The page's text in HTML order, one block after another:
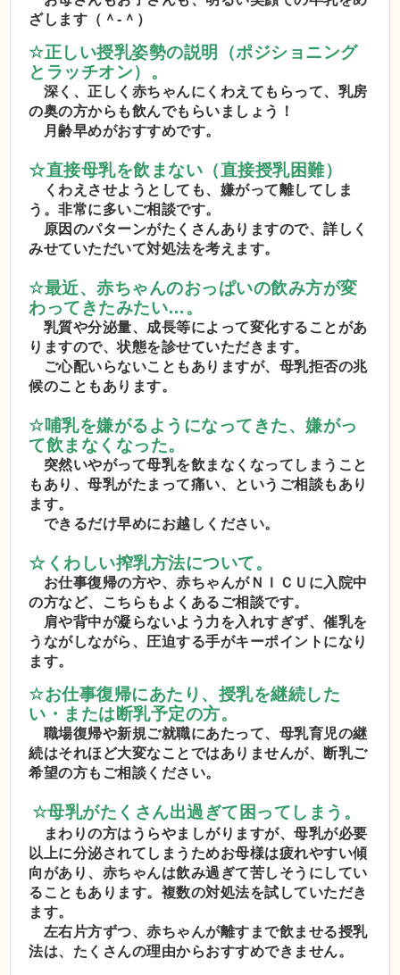
ざします（＾-＾）
☆正しい授乳姿勢の説明（ポジショニング
とラッチオン）。
深く、正しく赤ちゃんにくわえてもらって、乳房
の奥の方からも飲んでもらいましょう！
月齢早めがおすすめです。
☆直接母乳を飲まない（直接授乳困難）
くわえさせようとしても、嫌がって離してしま
う。非常に多いご相談です。
原因のパターンがたくさんありますので、詳しく
みせていただいて対処法を考えます。
☆最近、赤ちゃんのおっぱいの飲み方が変
わってきたみたい…。
乳質や分泌量、成長等によって変化することがあ
りますので、状態を診せていただきます。
ご心配いらないこともありますが、母乳拒否の兆
候のこともあります。
☆哺乳を嫌がるようになってきた、嫌がっ
て飲まなくなった。
突然いやがって母乳を飲まなくなってしまうこと
もあり、母乳がたまって痛い、というご相談もあり
ます。
できるだけ早めにお越しください。
☆くわしい搾乳方法について。
お仕事復帰の方や、赤ちゃんがＮＩＣＵに入院中
の方など、こちらもよくあるご相談です。
肩や背中が凝らないよう力を入れすぎず、催乳を
うながしながら、圧迫する手がキーポイントになり
ます。
☆お仕事復帰にあたり、授乳を継続した
い・または断乳予定の方。
職場復帰や新規ご就職にあたって、母乳育児の継
続はそれほど大変なことではありませんが、
断乳ご
希望の方もご相談ください。
☆母乳がたくさん出過ぎて困ってしまう。
まわりの方はうらやましがりますが、母乳が必要
以上に分泌されてしまうためお母様は疲れやすい傾
向があり、赤ちゃんは飲み過ぎて苦しそうにしてい
ることもあります。複数の対処法を試していただき
ます。
左右片方ずつ、赤ちゃんが離すまで飲ませる授乳
法は、たくさんの理由からおすすめできません。